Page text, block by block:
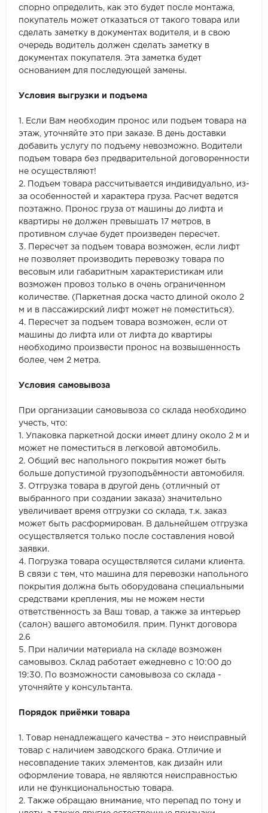
спорно определить, как это будет после монтажа,
покупатель может отказаться от такого товара или
сделать заметку в документах водителя, и в свою
очередь водитель должен сделать заметку в
документах покупателя. Эта заметка будет
основанием для последующей замены.
Условия выгрузки и подъема
1. Если Вам необходим пронос или подъем товара на
этаж, уточняйте это при заказе. В день доставки
добавить услугу по подъему невозможно. Водители
подъем товара без предварительной договоренности
не осуществляют!
2. Подъем товара рассчитывается индивидуально, из-
за особенностей и характера груза. Расчет ведется
поэтажно. Пронос груза от машины до лифта и
квартиры не должен превышать 17 метров, в
противном случае будет произведен пересчет.
3. Пересчет за подъем товара возможен, если лифт
не позволяет производить перевозку товара по
весовым или габаритным характеристикам или
возможен провоз только в очень ограниченном
количестве. (Паркетная доска часто длиной около 2
м и в пассажирский лифт может не поместиться).
4. Пересчет за подъем товара возможен, если от
машины до лифта или от лифта до квартиры
необходимо произвести пронос на возвышенность
более, чем 2 метра.
Условия самовывоза
При организации самовывоза со склада необходимо
учесть, что:
1. Упаковка паркетной доски имеет длину около 2 м и
может не поместиться в легковой автомобиль.
2. Общий вес напольного покрытия может быть
больше допустимой грузоподъёмности автомобиля.
3. Отгрузка товара в другой день (отличный от
выбранного при создании заказа) значительно
увеличивает время отгрузки со склада, т.к. заказ
может быть расформирован. В дальнейшем отгрузка
осуществляется только после составления новой
заявки.
4. Погрузка товара осуществляется силами клиента.
В связи с тем, что машина для перевозки напольного
покрытия должна быть оборудована специальными
средствами крепления, мы не можем нести
ответственность за Ваш товар, а также за интерьер
(салон) вашего автомобиля. прим. Пункт договора
2.6
5. При наличии материала на складе возможен
самовывоз. Склад работает ежедневно с 10:00 до
19:30. По возможности самовывоза со склада -
уточняйте у консультанта.
Порядок приёмки товара
1. Товар ненадлежащего качества – это неисправный
товар с наличием заводского брака. Отличие и
несовпадение таких элементов, как дизайн или
оформление товара, не являются неисправностью
или не функциональностью товара.
2. Также обращаю внимание, что перепад по тону и